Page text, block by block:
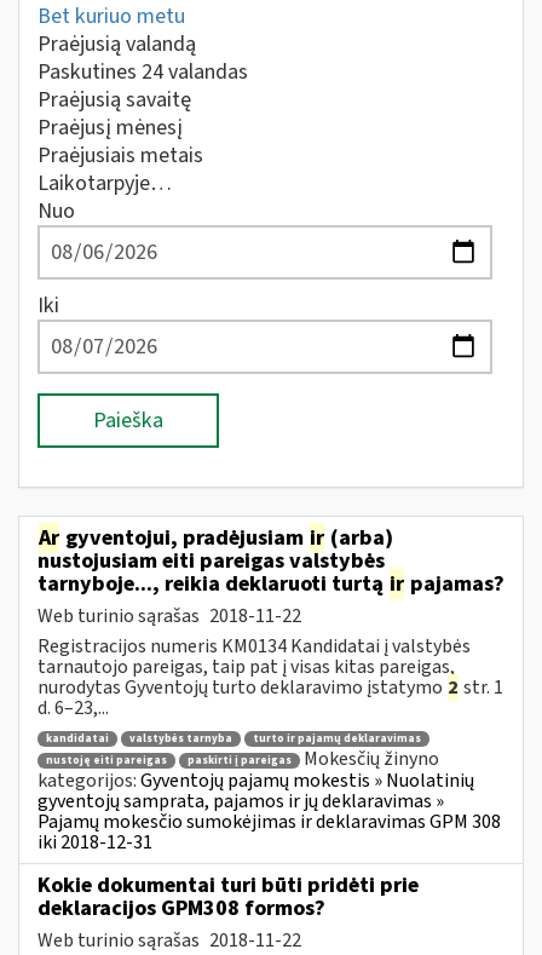
Bet kuriuo metu
Praėjusią valandą
Paskutines 24 valandas
Praėjusią savaitę
Praėjusį mėnesį
Praėjusiais metais
Laikotarpyje…
Nuo
Iki
Paieška
Ar gyventojui, pradėjusiam ir (arba)
nustojusiam eiti pareigas valstybės
tarnyboje..., reikia deklaruoti turtą ir pajamas?
Web turinio sąrašas 2018-11-22
Registracijos numeris KM0134 Kandidatai į valstybės
tarnautojo pareigas, taip pat į visas kitas pareigas,
nurodytas Gyventojų turto deklaravimo įstatymo 2 str. 1
d. 6–23,...
kandidatai valstybės tarnyba
turto ir pajamų deklaravimas
nustoję eiti pareigas
paskirti į pareigas
Mokesčių žinyno
kategorijos:Gyventojų pajamų mokestis » Nuolatinių
gyventojų samprata, pajamos ir jų deklaravimas »
Pajamų mokesčio sumokėjimas ir deklaravimas GPM 308
iki 2018-12-31
Kokie dokumentai turi būti pridėti prie
deklaracijos GPM308 formos?
Web turinio sąrašas 2018-11-22